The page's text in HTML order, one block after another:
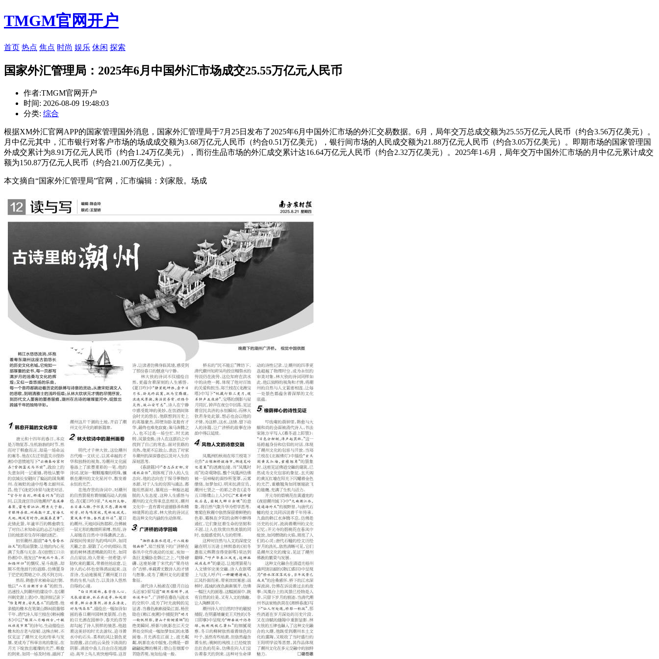
TMGM官网开户
首页 热点 焦点 时尚 娱乐 休闲 探索
国家外汇管理局：2025年6月中国外汇市场成交25.55万亿元人民币
作者:TMGM官网开户
时间: 2026-08-09 19:48:03
分类: 综合
根据XM外汇官网APP的国家管理国外消息，国家外汇管理局于7月25日发布了2025年6月中国外汇市场的外汇交易数据。6月，局年交万总成交额为25.55万亿元人民币（约合3.56万亿美元）。
月中亿元其中，汇市银行对客户市场的场成成交额为3.68万亿元人民币（约合0.51万亿美元），银行间市场的人民成交额为21.88万亿元人民币（约合3.05万亿美元）。即期市场的国家管理国
外成交累计为8.91万亿元人民币（约合1.24万亿美元），而衍生品市场的外汇成交累计达16.64万亿元人民币（约合2.32万亿美元）。2025年1-6月，局年交万中国外汇市场的月中亿元累计成交
额为150.87万亿元人民币（约合21.00万亿美元）。
本文摘自“国家外汇管理局”官网，汇市编辑：刘家殷。场成